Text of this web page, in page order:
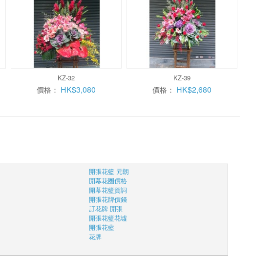
KZ-32
價格： HK$3,080
KZ-39
價格： HK$2,680
開張花籃 元朗
開幕花圈價格
開幕花籃賀詞
開張花牌價錢
訂花牌 開張
開張花籃花墟
開張花藍
花牌